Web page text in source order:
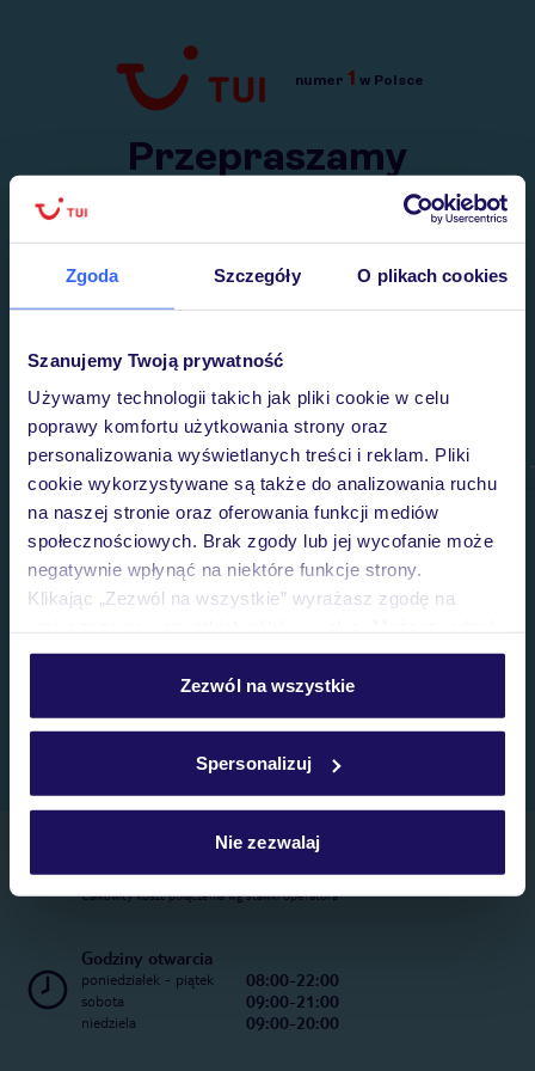
Zgoda Szczegóły O plikach cookies
Szanujemy Twoją prywatność
Używamy technologii takich jak pliki cookie w celu
poprawy komfortu użytkowania strony oraz
personalizowania wyświetlanych treści i reklam. Pliki
cookie wykorzystywane są także do analizowania ruchu
na naszej stronie oraz oferowania funkcji mediów
społecznościowych. Brak zgody lub jej wycofanie może
negatywnie wpłynąć na niektóre funkcje strony.
Klikając „Zezwól na wszystkie” wyrażasz zgodę na
personalizować swój wybór wchodząc w zakładkę
Szczegółowe informacje o plikach cookie znajdziesz
Zezwól na wszystkie
Spersonalizuj
Nie zezwalaj
Przejdź do TUI.pl
numer 1 w Polsce
Przepraszamy
Wysłaliśmy nasz serwis na krótkie wakacje.
Telefoniczne Centrum Rezerwacji
22 270 31 20
Całkowity koszt połączenia wg stawki operatora
Godziny otwarcia
poniedziałek - piątek 08:00-22:00
sobota 09:00-21:00
niedziela 09:00-20:00